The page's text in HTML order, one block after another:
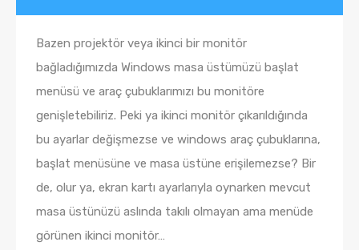
Bazen projektör veya ikinci bir monitör
bağladığımızda Windows masa üstümüzü başlat
menüsü ve araç çubuklarımızı bu monitöre
genişletebiliriz. Peki ya ikinci monitör çıkarıldığında
bu ayarlar değişmezse ve windows araç çubuklarına,
başlat menüsüne ve masa üstüne erişilemezse? Bir
de, olur ya, ekran kartı ayarlarıyla oynarken mevcut
masa üstünüzü aslında takılı olmayan ama menüde
görünen ikinci monitör…